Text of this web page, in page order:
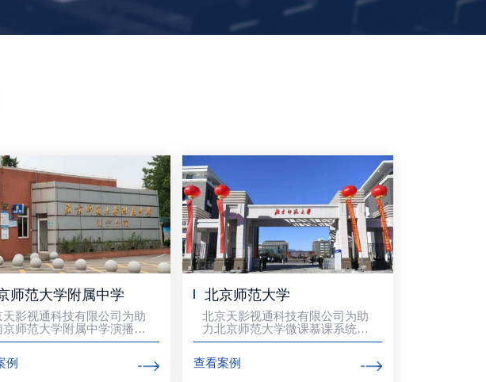
师范大学附属中学
天影视通科技有限公司为助
京师范大学附属中学演播室
系统建设
例
北京师范大学
北京天影视通科技有限公司为助
力北京师范大学微课慕课系统建
设。
查看案例